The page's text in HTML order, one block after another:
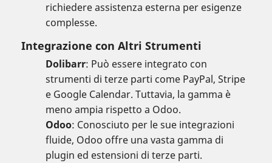
richiedere assistenza esterna per esigenze
complesse.
Integrazione con Altri Strumenti
Dolibarr: Può essere integrato con
strumenti di terze parti come PayPal, Stripe
e Google Calendar. Tuttavia, la gamma è
meno ampia rispetto a Odoo.
Odoo: Conosciuto per le sue integrazioni
fluide, Odoo offre una vasta gamma di
plugin ed estensioni di terze parti.